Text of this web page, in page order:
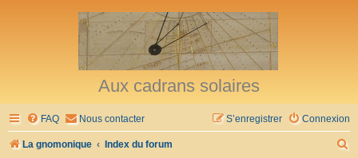
Aux cadrans solaires
FAQ Nous contacter Connexion
S’enregistrer
La gnomonique Index du forum